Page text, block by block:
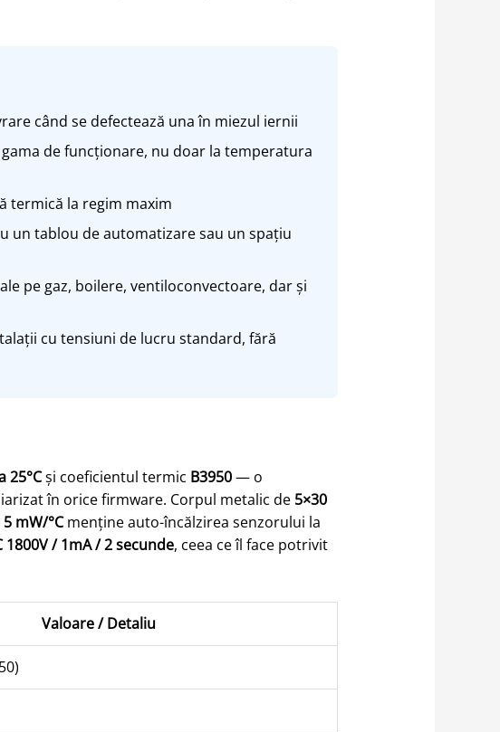
când se defectează una în miezul iernii
de funcționare, nu doar la temperatura
termică la regim maxim
un tablou de automatizare sau un spațiu
pe gaz, boilere, ventiloconvectoare, dar și
cu tensiuni de lucru standard, fără
25°Cși coeficientul termic B3950— o
în orice firmware. Corpul metalic de 5×30
mW/°Cmenține auto-încălzirea senzorului la
1800V / 1mA / 2 secunde, ceea ce îl face potrivit
Valoare / Detaliu